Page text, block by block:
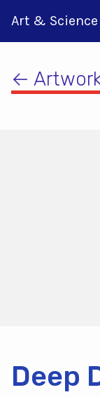
Art & Science
←
Deep